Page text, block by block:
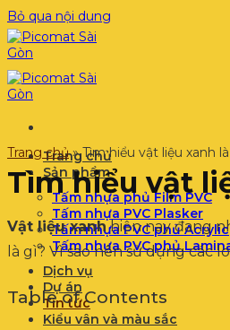
Bỏ qua nội dung
Trang chủ
Sản phẩm
Tấm nhựa phủ Film PVC
Tấm nhựa PVC Plasker
Tấm nhựa PVC phủ Acrylic
Tấm nhựa PVC phủ
Dịch vụ
Dự án
Tin tức
Kiểu vân và màu sắc
Trang chủ»Tìm hiểu vật liệu xanh
Tìm hiểu vật
Vật liệu xanhhiện nay đang
là gì? Vì sao nên sử dụng các
Table of Contents